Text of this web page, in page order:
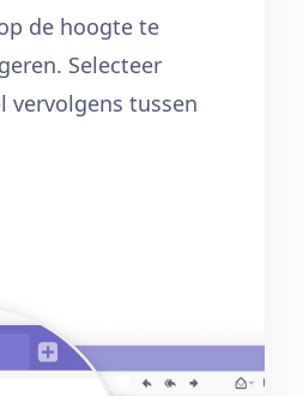
de hoogte te
Selecteer
vervolgens tussen